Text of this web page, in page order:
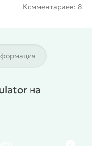
Комментариев: 8
на